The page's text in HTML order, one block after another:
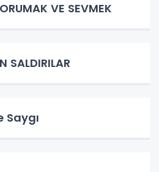
VE SEVMEK
SALDIRILAR
Saygı